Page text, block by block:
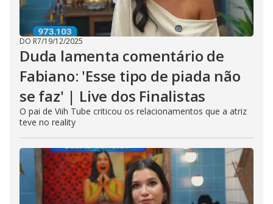
DO R7/19/12/2025
Duda lamenta comentário de
Fabiano: 'Esse tipo de piada não
se faz' | Live dos Finalistas
O pai de Viih Tube criticou os relacionamentos que a atriz
teve no reality